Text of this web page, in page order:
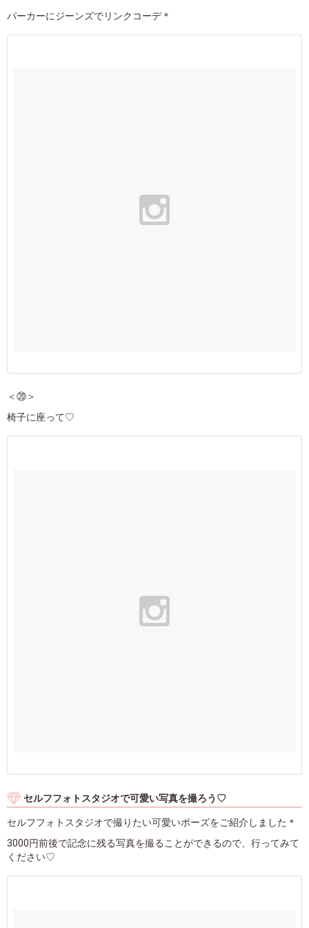
パーカーにジーンズでリンクコーデ＊
＜⑳＞
椅子に座って♡
セルフフォトスタジオで可愛い写真を撮ろう♡
セルフフォトスタジオで撮りたい可愛いポーズをご紹介しました＊
3000円前後で記念に残る写真を撮ることができるので、行ってみて
ください♡